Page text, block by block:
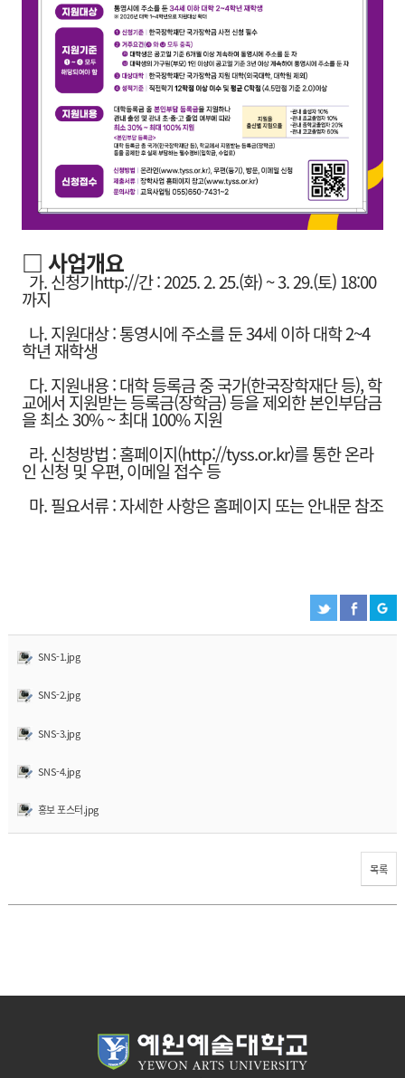
□ 사업개요
가. 신청기http://간 : 2025. 2. 25.(화) ~ 3. 29.(토) 18:00
까지
나. 지원대상 : 통영시에 주소를 둔 34세 이하 대학 2~4
학년 재학생
다. 지원내용 : 대학 등록금 중 국가(한국장학재단 등), 학
교에서 지원받는 등록금(장학금) 등을 제외한 본인부담금
을 최소 30% ~ 최대 100% 지원
라. 신청방법 : 홈페이지(http://tyss.or.kr)를 통한 온라
인 신청 및 우편, 이메일 접수 등
마. 필요서류 : 자세한 사항은 홈페이지 또는 안내문 참조
SNS-1.jpg
SNS-2.jpg
SNS-3.jpg
SNS-4.jpg
홍보 포스터.jpg
목록